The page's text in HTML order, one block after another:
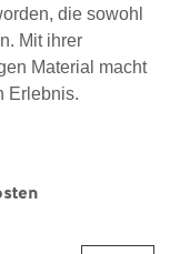
die sowohl
Mit ihrer
Material macht
Erlebnis.